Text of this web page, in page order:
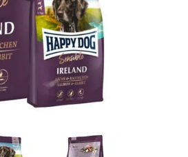
JUGUETES
COMEDEROS Y BEBEDEROS
ROPA
TRANSPORTADORAS
CAMAS